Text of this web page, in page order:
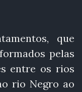
que
pelas
entre os rios
rio Negro ao